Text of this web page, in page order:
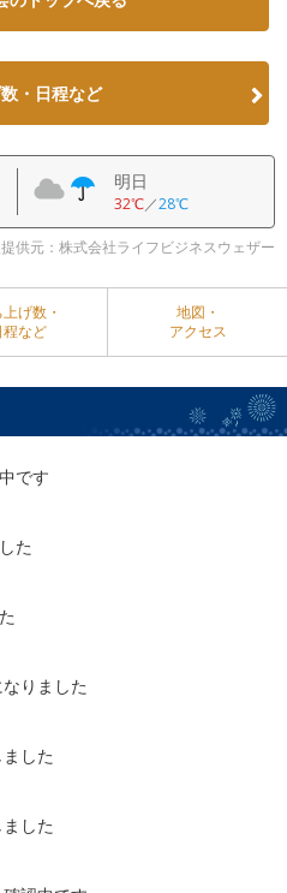
・日程など
明日
32℃／28℃
供元：株式会社ライフビジネスウェザー
げ数・
程など
地図・
アクセス
です
た
りました
した
した